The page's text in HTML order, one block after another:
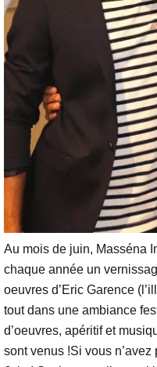
Au mois de juin, Masséna
chaque année un
oeuvres d’Eric Garence
tout dans une ambiance
d’oeuvres, apéritif et
sont venus !Si vous